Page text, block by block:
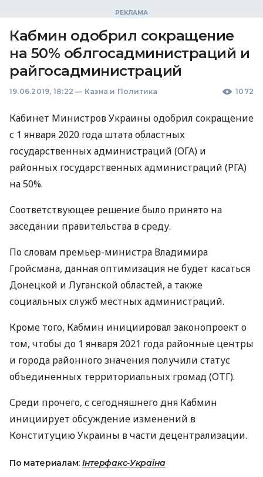
Кабмин одобрил сокращение
на 50% облгосадминистраций и
райгосадминистраций
19.06.2019, 18:22 — Казна и Политика 1072
Кабинет Министров Украины одобрил сокращение
с 1 января 2020 года штата областных
государственных администраций (ОГА) и
районных государственных администраций (РГА)
на 50%.
Соответствующее решение было принято на
заседании правительства в среду.
По словам премьер-министра Владимира
Гройсмана, данная оптимизация не будет касаться
Донецкой и Луганской областей, а также
социальных служб местных администраций.
Кроме того, Кабмин инициировал законопроект о
том, чтобы до 1 января 2021 года районные центры
и города районного значения получили статус
объединенных территориальных громад (ОТГ).
Среди прочего, с сегодняшнего дня Кабмин
инициирует обсуждение изменений в
Конституцию Украины в части децентрализации.
По материалам: Інтерфакс-Україна